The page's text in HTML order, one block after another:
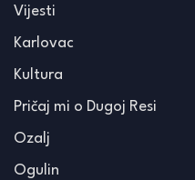
Vijesti
Karlovac
Kultura
Pričaj mi o Dugoj Resi
Ozalj
Ogulin